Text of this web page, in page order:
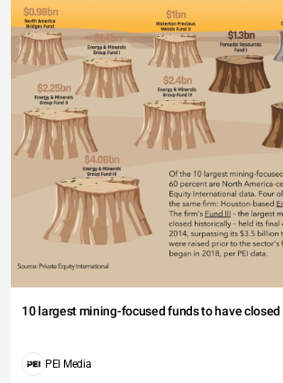
10 largest mining-focused funds to have
PEI Media